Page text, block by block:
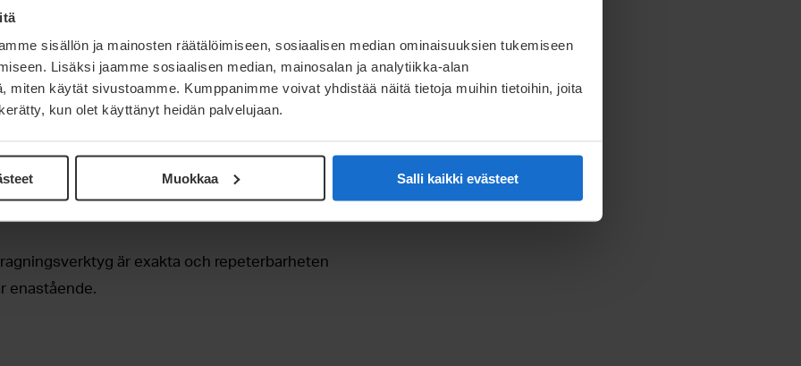
sisällön ja mainosten räätälöimiseen, sosiaalisen median ominaisuuksien tukemiseen
Lisäksi jaamme sosiaalisen median, mainosalan ja analytiikka-alan
miten käytät sivustoamme. Kumppanimme voivat yhdistää näitä tietoja muihin tietoihin, joita
kun olet käyttänyt heidän palvelujaan.
Muokkaa Salli kaikki evästeet
och optimering av lösningar kan man
och uppnå betydande besparingar i de
därför kan man göra materialet betydligt
vikt.
är exakta och repeterbarheten
enastående.